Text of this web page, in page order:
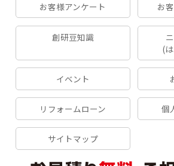
お客様アンケート お
創研豆知識
(
イベント
リフォームローン 個
サイトマップ